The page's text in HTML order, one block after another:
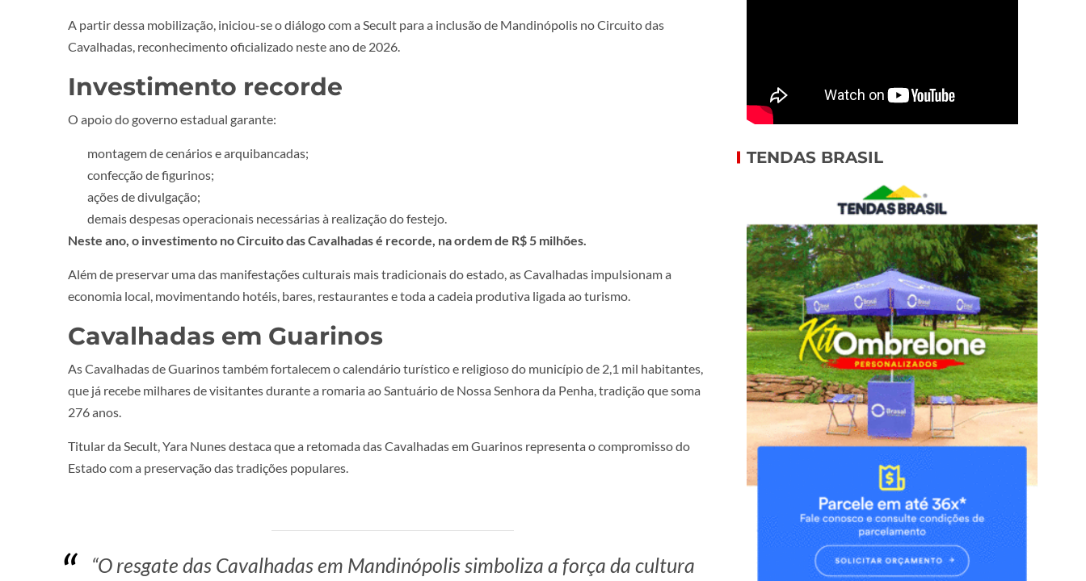
A partir dessa mobilização, iniciou-se o diálogo com a Secult para a inclusão de Mandinópolis no Circuito das
Cavalhadas, reconhecimento oficializado neste ano de 2026.
Investimento recorde
O apoio do governo estadual garante:
montagem de cenários e arquibancadas;
confecção de figurinos;
ações de divulgação;
demais despesas operacionais necessárias à realização do festejo.
Neste ano, o investimento no Circuito das Cavalhadas é recorde, na ordem de R$ 5 milhões.
Além de preservar uma das manifestações culturais mais tradicionais do estado, as Cavalhadas impulsionam a
economia local, movimentando hotéis, bares, restaurantes e toda a cadeia produtiva ligada ao turismo.
Cavalhadas em Guarinos
As Cavalhadas de Guarinos também fortalecem o calendário turístico e religioso do município de 2,1 mil habitantes,
que já recebe milhares de visitantes durante a romaria ao Santuário de Nossa Senhora da Penha, tradição que soma
276 anos.
Titular da Secult, Yara Nunes destaca que a retomada das Cavalhadas em Guarinos representa o compromisso do
Estado com a preservação das tradições populares.
“O resgate das Cavalhadas em Mandinópolis simboliza a força da cultura
TENDAS BRASIL